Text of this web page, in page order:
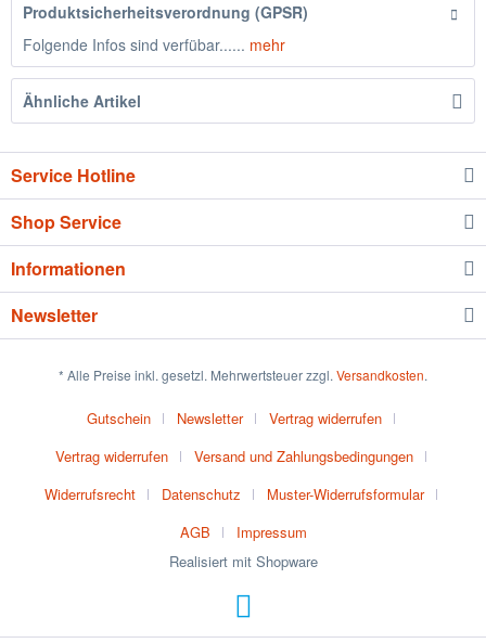
Produktsicherheitsverordnung (GPSR)
Folgende Infos sind verfübar...... mehr
Ähnliche Artikel
Service Hotline
Shop Service
Informationen
Newsletter
* Alle Preise inkl. gesetzl. Mehrwertsteuer zzgl. Versandkosten.
Gutschein Newsletter
Vertrag widerrufen
Vertrag widerrufen
Versand und Zahlungsbedingungen
Widerrufsrecht
Datenschutz
Muster-Widerrufsformular
AGB
Impressum
Realisiert mit Shopware